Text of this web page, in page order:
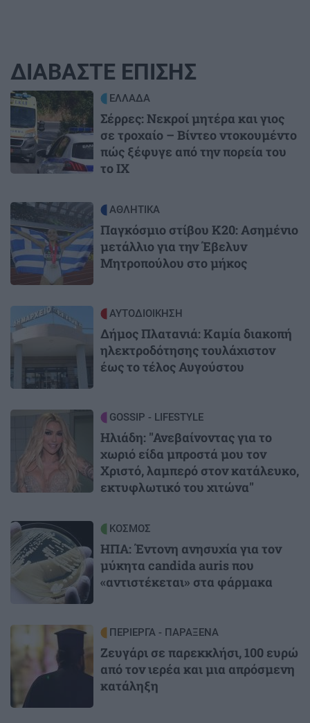
ΔΙΑΒΑΣΤΕ ΕΠΙΣΗΣ
Image ΕΛΛΑΔΑ
Σέρρες: Νεκροί μητέρα και γιος
σε τροχαίο – Βίντεο ντοκουμέντο
πώς ξέφυγε από την πορεία του
το ΙΧ
Image ΑΘΛΗΤΙΚΑ
Παγκόσμιο στίβου Κ20: Ασημένιο
μετάλλιο για την Έβελυν
Μητροπούλου στο μήκος
Image ΑΥΤΟΔΙΟΙΚΗΣΗ
Δήμος Πλατανιά: Καμία διακοπή
ηλεκτροδότησης τουλάχιστον
έως το τέλος Αυγούστου
GOSSIP - LIFESTYLE
Ηλιάδη: "Ανεβαίνοντας για το
χωριό είδα μπροστά μου τον
Χριστό, λαμπερό στον κατάλευκο,
εκτυφλωτικό του χιτώνα"
Image ΚΟΣΜΟΣ
ΗΠΑ: Έντονη ανησυχία για τον
μύκητα candida auris που
«αντιστέκεται» στα φάρμακα
Image ΠΕΡΙΕΡΓΑ - ΠΑΡΑΞΕΝΑ
Ζευγάρι σε παρεκκλήσι, 100 ευρώ
από τον ιερέα και μια απρόσμενη
κατάληξη